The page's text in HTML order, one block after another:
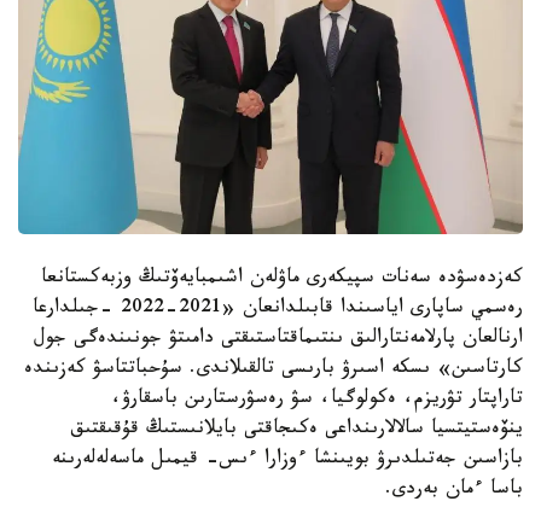
كەزدەسۋدە سەنات سپيكەرى ماۋلەن اشىمبايەۆتىڭ وزبەكستانعا
رەسمي ساپارى اياسىندا قابىلدانعان «2021-2022 -جىلدارعا
ارنالعان پارلامەنتارالىق ىنتىماقتاستىقتى دامىتۋ جونىندەگى جول
كارتاسىن» ىسكە اسىرۋ بارىسى تالقىلاندى. سۇحباتتاسۋ كەزىندە
تاراپتار تۋريزم، ەكولوگيا، سۋ رەسۋرستارىن باسقارۋ،
ينۆەستيتسيا سالالارىنداعى ەكىجاقتى بايلانىستىڭ قۇقىقتىق
بازاسىن جەتىلدىرۋ بويىنشا ءوزارا ءىس- قيمىل ماسەلەلەرىنە
باسا ءمان بەردى.